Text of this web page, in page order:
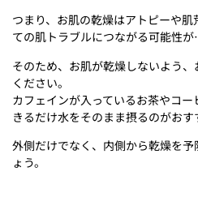
つまり、お肌の乾燥はアトピーや
ての肌トラブルにつながる可能性が
そのため、お肌が乾燥しないよう
ください。
カフェインが入っているお茶やコ
きるだけ水をそのまま摂るのがおす
外側だけでなく、内側から乾燥を
ょう。